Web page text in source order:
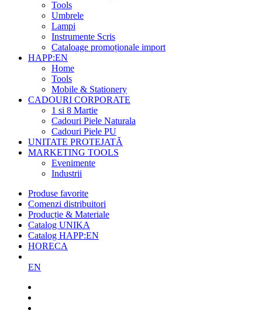
Tools
Umbrele
Lampi
Instrumente Scris
Cataloage promoționale import
HAPP:EN
Home
Tools
Mobile & Stationery
CADOURI CORPORATE
1 si 8 Martie
Cadouri Piele Naturala
Cadouri Piele PU
UNITATE PROTEJATĂ
MARKETING TOOLS
Evenimente
Industrii
Produse favorite
Comenzi distribuitori
Producție & Materiale
Catalog UNIKA
Catalog HAPP:EN
HORECA
EN